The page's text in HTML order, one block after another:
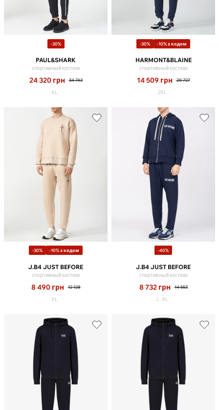
-30%
PAUL&SHARK
спортивный костюм
24 320 грн 34 743
XL
-30% -10% з кодом
HARMONT&BLAINE
спортивный костюм
14 509 грн 20 727
2XL
-30% -10% з кодом
J.B4 JUST BEFORE
спортивный костюм
8 490 грн 12 128
XL
-40%
J.B4 JUST BEFORE
спортивный костюм
8 732 грн 14 553
L XL